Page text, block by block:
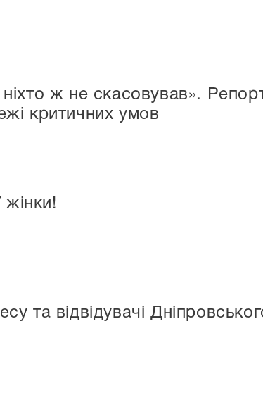
ж не скасовував».
критичних умов
жінки!
та відвідувачі